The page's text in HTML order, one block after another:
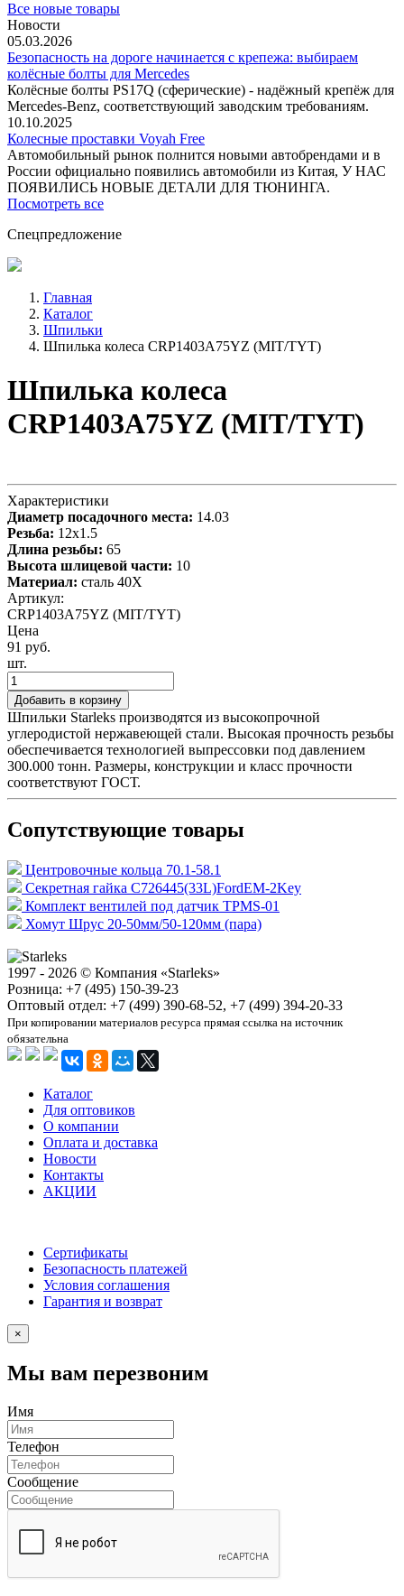
Все новые товары
Новости
05.03.2026
Безопасность на дороге начинается с крепежа: выбираем
колёсные болты для Mercedes
Колёсные болты PS17Q (сферические) - надёжный крепёж для
Mercedes‑Benz, соответствующий заводским требованиям.
10.10.2025
Колесные проставки Voyah Free
Автомобильный рынок полнится новыми автобрендами и в
России официально появились автомобили из Китая, У НАС
ПОЯВИЛИСЬ НОВЫЕ ДЕТАЛИ ДЛЯ ТЮНИНГА.
Посмотреть все
Спецпредложение
Главная
Каталог
Шпильки
Шпилька колеса CRP1403A75YZ (MIT/TYT)
Шпилька колеса
CRP1403A75YZ (MIT/TYT)
Характеристики
Диаметр посадочного места: 14.03
Резьба: 12x1.5
Длина резьбы: 65
Высота шлицевой части: 10
Материал: сталь 40X
Артикул:
CRP1403A75YZ (MIT/TYT)
Цена
91 руб.
шт.
Добавить в корзину
Шпильки Starleks производятся из высокопрочной
углеродистой нержавеющей стали. Высокая прочность резьбы
обеспечивается технологией выпрессовки под давлением
300.000 тонн. Размеры, конструкции и класс прочности
соответствуют ГОСТ.
Сопутствующие товары
Центровочные кольца 70.1-58.1
Секретная гайка C726445(33L)FordEM-2Key
Комплект вентилей под датчик TPMS-01
Хомут Шрус 20-50мм/50-120мм (пара)
1997 - 2026 © Компания «Starleks»
Розница: +7 (495) 150-39-23
Оптовый отдел: +7 (499) 390-68-52, +7 (499) 394-20-33
При копировании материалов ресурса прямая ссылка на источник
обязательна
Каталог
Для оптовиков
О компании
Оплата и доставка
Новости
Контакты
АКЦИИ
Сертификаты
Безопасность платежей
Условия соглашения
Гарантия и возврат
×
Мы вам перезвоним
Имя
Телефон
Сообщение